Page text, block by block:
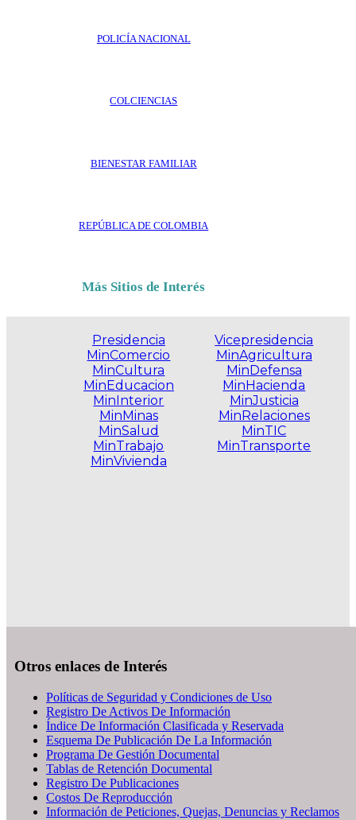
POLICÍA NACIONAL
COLCIENCIAS
BIENESTAR FAMILIAR
REPÚBLICA DE COLOMBIA
Más Sitios de Interés
Presidencia
MinComercio
MinCultura
MinEducacion
MinInterior
MinMinas
MinSalud
MinTrabajo
MinVivienda
Vicepresidencia
MinAgricultura
MinDefensa
MinHacienda
MinJusticia
MinRelaciones
MinTIC
MinTransporte
Otros enlaces de Interés
Políticas de Seguridad y Condiciones de Uso
Registro De Activos De Información
Índice De Información Clasificada y Reservada
Esquema De Publicación De La Información
Programa De Gestión Documental
Tablas de Retención Documental
Registro De Publicaciones
Costos De Reproducción
Información de Peticiones, Quejas, Denuncias y Reclamos